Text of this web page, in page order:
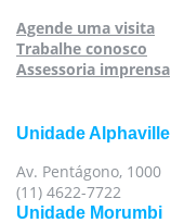
Agende uma visita
Trabalhe conosco
Assessoria imprensa
Unidade Alphaville
Av. Pentágono, 1000
(11) 4622-7722
Unidade Morumbi